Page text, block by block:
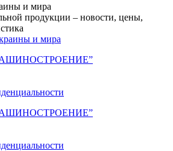
и мира
продукции – новости, цены,